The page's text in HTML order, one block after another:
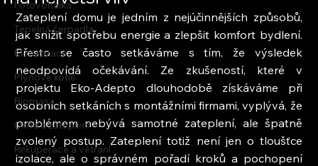
Fotovoltaika
Tepelná čerpadla
Klimatizace
Plynové kotle
Biomasa
Okna a zateplení
Rekuperace a větrání
Zateplení domu je jedním z nejúčinnějších způsobů,
jak snížit spotřebu energie a zlepšit komfort bydlení.
Přesto se často setkáváme s tím, že výsledek
neodpovídá očekávání. Ze zkušeností, které v
projektu Eko-Adepto dlouhodobě získáváme při
osobních setkáních s montážními firmami, vyplývá, že
problémem nebývá samotné zateplení, ale špatně
zvolený postup. Zateplení totiž není jen o tloušťce
izolace, ale o správném pořadí kroků a pochopení